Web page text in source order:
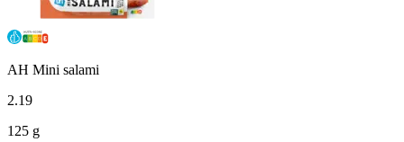
AH Mini salami
2.19
125 g